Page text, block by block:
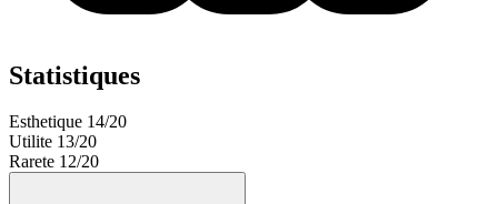
Statistiques
Esthetique 14/20
Utilite 13/20
Rarete 12/20